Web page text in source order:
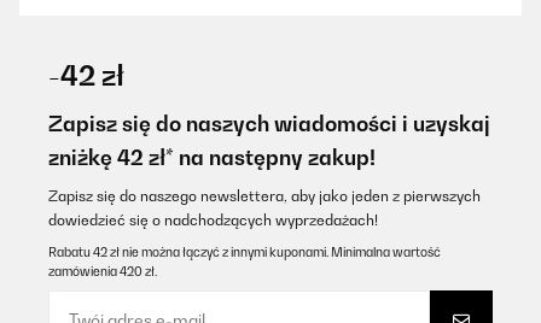
-42 zł
Zapisz się do naszych wiadomości i uzyskaj
zniżkę 42 zł* na następny zakup!
Zapisz się do naszego newslettera, aby jako jeden z pierwszych
dowiedzieć się o nadchodzących wyprzedażach!
Rabatu 42 zł nie można łączyć z innymi kuponami. Minimalna wartość
zamówienia 420 zł.